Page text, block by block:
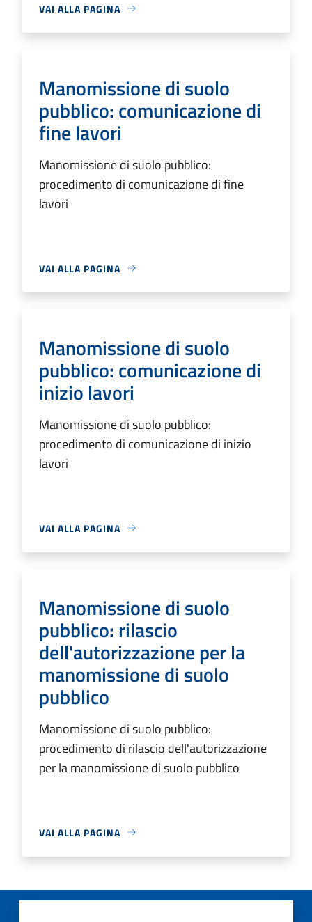
VAI ALLA PAGINA
Manomissione di suolo
pubblico: comunicazione di
fine lavori
Manomissione di suolo pubblico:
procedimento di comunicazione di fine
lavori
VAI ALLA PAGINA
Manomissione di suolo
pubblico: comunicazione di
inizio lavori
Manomissione di suolo pubblico:
procedimento di comunicazione di inizio
lavori
VAI ALLA PAGINA
Manomissione di suolo
pubblico: rilascio
dell'autorizzazione per la
manomissione di suolo
pubblico
Manomissione di suolo pubblico:
procedimento di rilascio dell'autorizzazione
per la manomissione di suolo pubblico
VAI ALLA PAGINA